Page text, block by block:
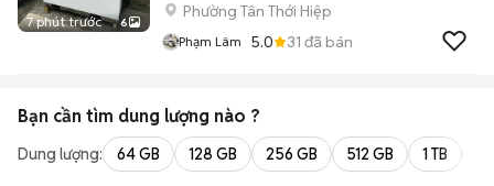
7 phút trước 6
Phường Tân Thới Hiệp
Phạm Lâm 5.0 31 đã bán
Bạn cần tìm dung lượng nào ?
Dung lượng: 64 GB 128 GB 256 GB 512 GB 1 TB